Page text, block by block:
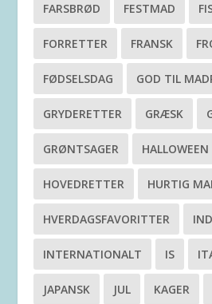
FARSBRØD FESTMAD
FORRETTER FRANSK
FØDSELSDAG GOD TIL
GRYDERETTER GRÆSK
GRØNTSAGER HALLOWEEN
HOVEDRETTER HURTIG
HVERDAGSFAVORITTER
INTERNATIONALT IS
JAPANSK JUL KAGER